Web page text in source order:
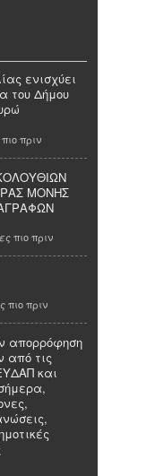
ενισχύει
του Δήμου
πιο πριν
ΜΟΝΗΣ
πιο πριν
πιο πριν
απορρόφηση
από τις
και